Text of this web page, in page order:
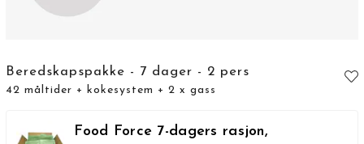
Beredskapspakke - 7 dager - 2 pers
42 måltider + kokesystem + 2 x gass
Food Force 7-dagers rasjon,